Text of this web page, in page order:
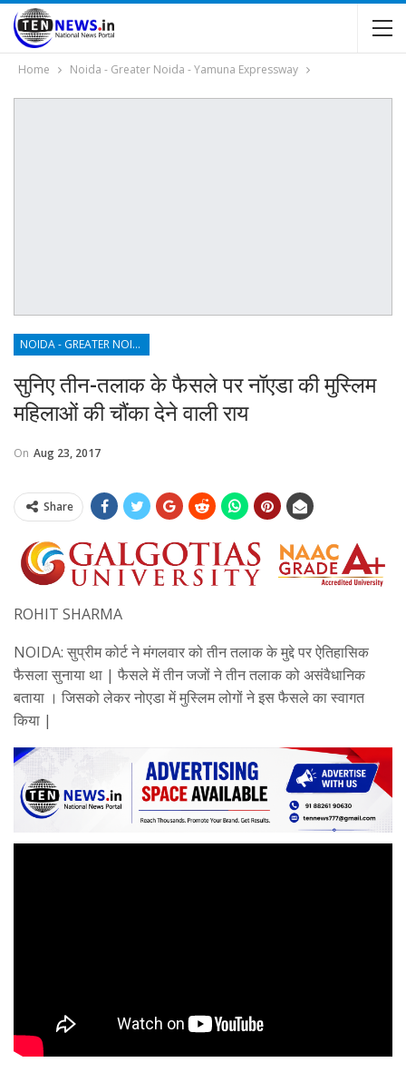
Home Noida - Greater Noida - Yamuna Expressway
NOIDA - GREATER NOIDA - YAMUNA EXPRESSWAY
सुनिए तीन-तलाक के फैसले पर नॉएडा की मुस्लिम
महिलाओं की चौंका देने वाली राय
On Aug 23, 2017
Share
ROHIT SHARMA
NOIDA: सुप्रीम कोर्ट ने मंगलवार को तीन तलाक के मुद्दे पर ऐतिहासिक
फैसला सुनाया था | फैसले में तीन जजों ने तीन तलाक को असंवैधानिक
बताया । जिसको लेकर नोएडा में मुस्लिम लोगों ने इस फैसले का स्वागत
किया |